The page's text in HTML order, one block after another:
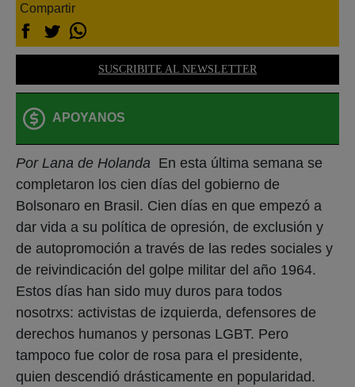
Compartir
SUSCRIBITE AL NEWSLETTER
APOYANOS
Por Lana de Holanda En esta última semana se
completaron los cien días del gobierno de
Bolsonaro en Brasil. Cien días en que empezó a
dar vida a su política de opresión, de exclusión y
de autopromoción a través de las redes sociales y
de reivindicación del golpe militar del año 1964.
Estos días han sido muy duros para todos
nosotrxs: activistas de izquierda, defensores de
derechos humanos y personas LGBT. Pero
tampoco fue color de rosa para el presidente,
quien descendió drásticamente en popularidad.